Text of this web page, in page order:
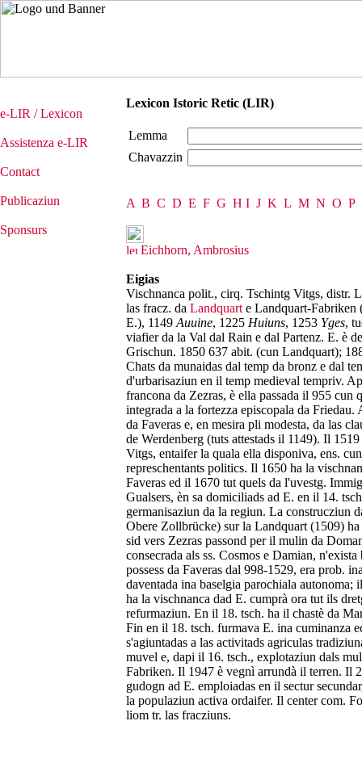
e-LIR / Lexicon
Assistenza e-LIR
Contact
Publicaziun
Sponsurs
Lexicon Istoric Retic (LIR)
Lemma
Chavazzin
A B C D E F G H I J K L M N O P
Eichhorn, Ambrosius
Eigias
Vischnanca polit., cirq. Tschintg Vitgs, distr.
las fracz. da Landquarte Landquart-
E.), 1149 Auuine, 1225 Huiuns, 1253 Yges,
viafier da la Val dal Rain e dal Partenz. E. è
Grischun. 1850 637 abit. (cun Landquart);
Chats da munaidas dal temp da bronz e dal
d'urbarisaziun en il temp medieval tempriv.
francona da Zezras, è ella passada il 955
integrada a la fortezza episcopala da
da Faveras e, en mesira pli modesta, da las
de Werdenberg (tuts attestads il 1149). Il
Vitgs, entaifer la quala ella disponiva, ens.
represchentants politics. Il 1650 ha la
Faveras ed il 1670 tut quels da l'uvestg.
Gualsers, èn sa domiciliads ad E. en il 14.
germanisaziun da la regiun. La construcziun
Obere Zollbrücke) sur la Landquart (1509)
sid vers Zezras passond per il mulin da
consecrada als ss. Cosmos e Damian,
possess da Faveras dal 998-1529, era prob.
daventada ina baselgia parochiala autonoma;
ha la vischnanca dad E. cumprà ora tut ils
refurmaziun. En il 18. tsch. ha il chastè da
Fin en il 18. tsch. furmava E. ina cuminanza
s'agiuntadas a las activitads agriculas
muvel e, dapi il 16. tsch., explotaziun dals
Fabriken. Il 1947 è vegnì arrundà il terren. Il
gudogn ad E. emploiadas en il sectur
la populaziun activa ordaifer. Il center com.
liom tr. las fracziuns.